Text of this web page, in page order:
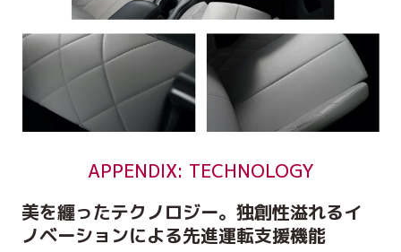
APPENDIX: TECHNOLOGY
美を纏ったテクノロジー。独創性溢れるイ
ノベーションによる先進運転支援機能